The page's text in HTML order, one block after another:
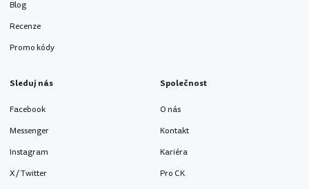
Blog
Recenze
Promo kódy
Sleduj nás
Facebook
Messenger
Instagram
X / Twitter
Společnost
O nás
Kontakt
Kariéra
Pro CK